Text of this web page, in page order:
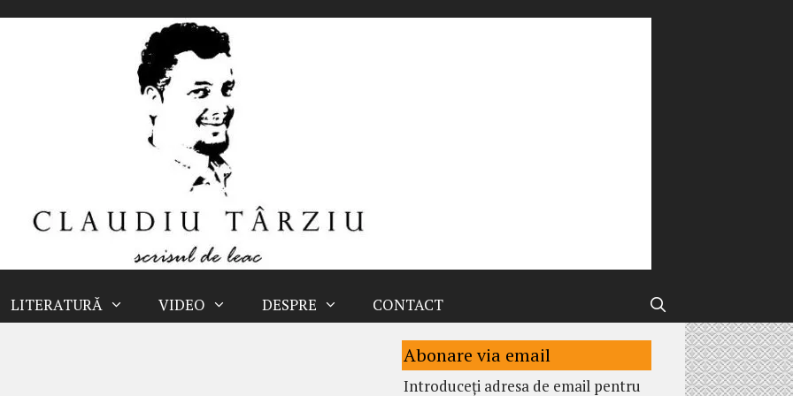
LITERATURĂ VIDEO DESPRE CONTACT
Abonare via email
Introduceți adresa de email pentru